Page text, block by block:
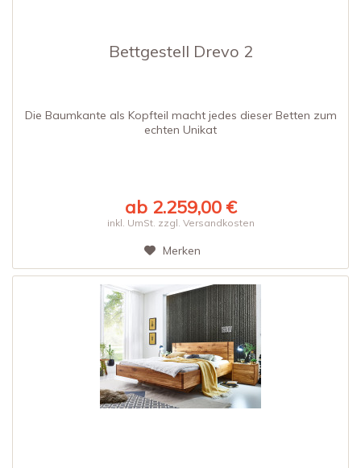
Bettgestell Drevo 2
Die Baumkante als Kopfteil macht jedes dieser Betten zum
echten Unikat
ab 2.259,00 €
inkl. UmSt. zzgl. Versandkosten
Merken